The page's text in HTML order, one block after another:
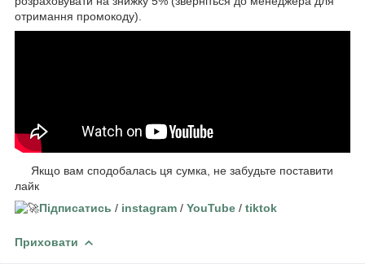
отримання промокоду).
Якщо вам сподобалась ця сумка, не забудьте поставити
лайк
Підписатись / instagram / YouTube / tiktok
Приховати